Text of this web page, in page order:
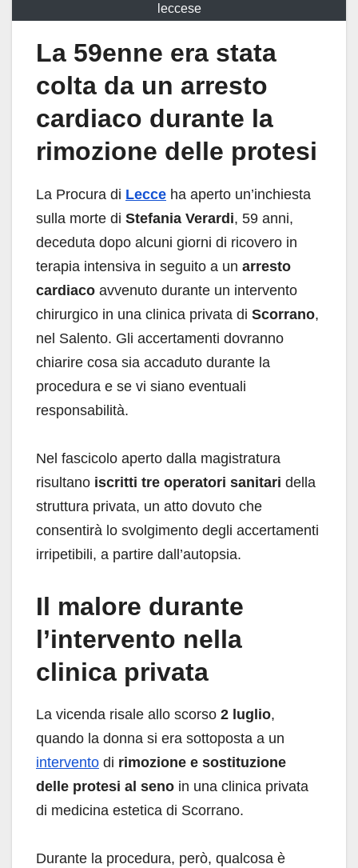
leccese
La 59enne era stata
colta da un arresto
cardiaco durante la
rimozione delle protesi
La Procura di Lecce ha aperto un’inchiesta
sulla morte di Stefania Verardi, 59 anni,
deceduta dopo alcuni giorni di ricovero in
terapia intensiva in seguito a un arresto
cardiaco avvenuto durante un intervento
chirurgico in una clinica privata di Scorrano,
nel Salento. Gli accertamenti dovranno
chiarire cosa sia accaduto durante la
procedura e se vi siano eventuali
responsabilità.
Nel fascicolo aperto dalla magistratura
risultano iscritti tre operatori sanitari della
struttura privata, un atto dovuto che
consentirà lo svolgimento degli accertamenti
irripetibili, a partire dall’autopsia.
Il malore durante
l’intervento nella
clinica privata
La vicenda risale allo scorso 2 luglio,
quando la donna si era sottoposta a un
intervento di rimozione e sostituzione
delle protesi al seno in una clinica privata
di medicina estetica di Scorrano.
Durante la procedura, però, qualcosa è